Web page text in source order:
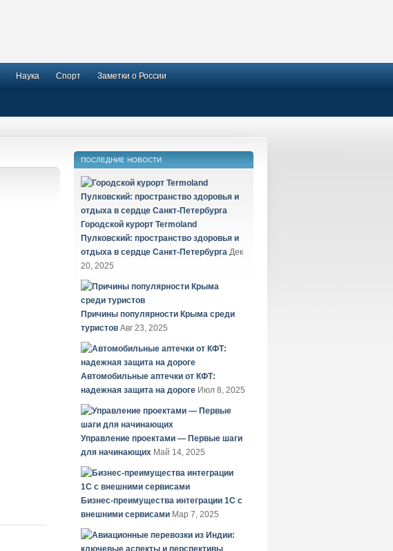
Наука Спорт Заметки о России
ПОСЛЕДНИЕ НОВОСТИ
Городской курорт Termoland
Пулковский: пространство здоровья и
отдыха в сердце Санкт-Петербурга Дек
20, 2025
Причины популярности Крыма среди
туристов Авг 23, 2025
Автомобильные аптечки от КФТ:
надежная защита на дороге Июл 8, 2025
Управление проектами — Первые шаги
для начинающих Май 14, 2025
Бизнес-преимущества интеграции 1С с
внешними сервисами Мар 7, 2025